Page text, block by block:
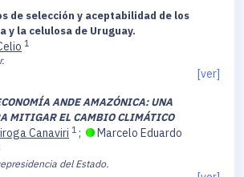
de selección y aceptabilidad de los
y la celulosa de Uruguay.
1
[ver]
ANDE AMAZÓNICA: UNA
MITIGAR EL CAMBIO CLIMÁTICO
Canaviri 1 ;
Marcelo Eduardo
del Estado.